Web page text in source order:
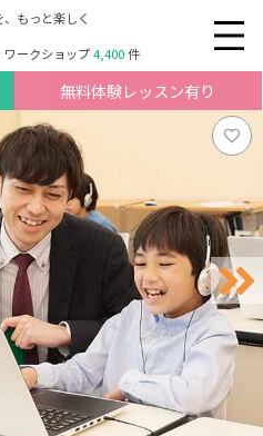
もっと楽しく
ワークショップ4,400件
無料体験レッスン有り